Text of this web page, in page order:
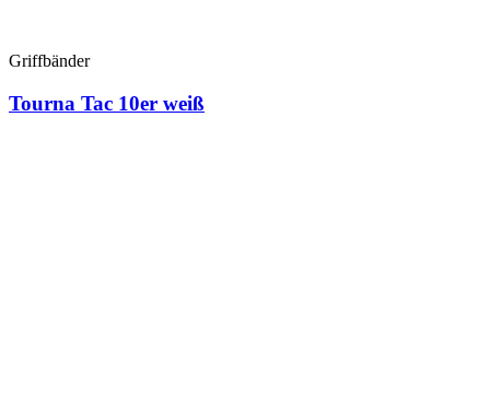
Griffbänder
Tourna Tac 10er weiß